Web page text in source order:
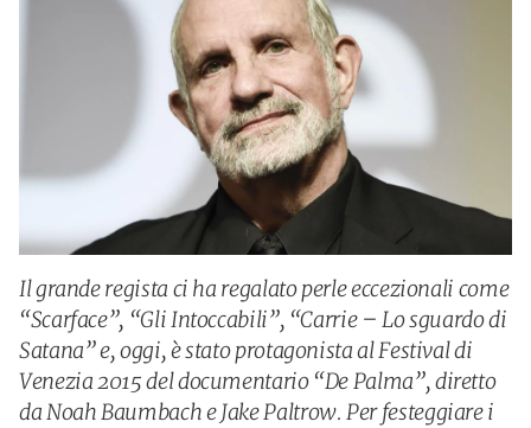
Il grande regista ci ha regalato perle eccezionali come
“Scarface”, “Gli Intoccabili”, “Carrie – Lo sguardo di
Satana” e, oggi, è stato protagonista al Festival di
Venezia 2015 del documentario “De Palma”, diretto
da Noah Baumbach e Jake Paltrow. Per festeggiare i